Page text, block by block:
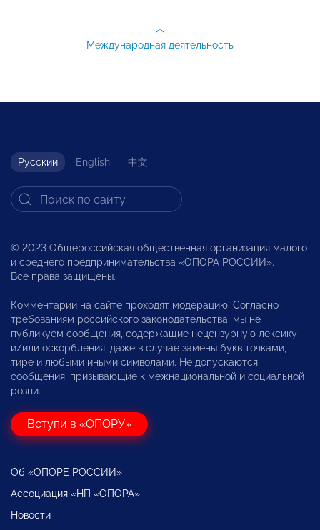
Международная деятельность
Русский English 中文
© 2023 Общероссийская общественная организация малого
и среднего предпринимательства «ОПОРА РОССИИ».
Все права защищены.
Комментарии на сайте проходят модерацию. Согласно
требованиям российского законодательства, мы не
публикуем сообщения, содержащие нецензурную лексику
и/или оскорбления, даже в случае замены букв точками,
тире и любыми иными символами. Не допускаются
сообщения, призывающие к межнациональной и социальной
розни.
Вступи в «ОПОРУ»
Об «ОПОРЕ РОССИИ»
Ассоциация «НП «ОПОРА»
Новости